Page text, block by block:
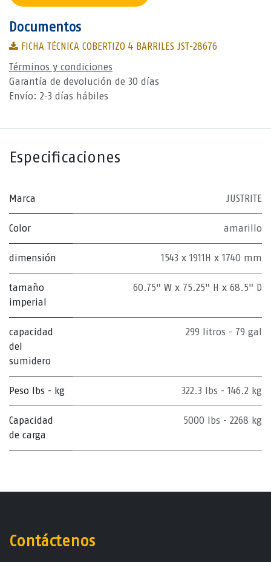
Documentos
FICHA TÉCNICA COBERTIZO 4 BARRILES JST-28676
Términos y condiciones
Garantía de devolución de 30 días
Envío: 2-3 días hábiles
Especificaciones
Marca JUSTRITE
Color amarillo
dimensión 1543 x 1911H x 1740 mm
tamaño
imperial
60.75" W x 75.25" H x 68.5" D
capacidad
del
sumidero
299 litros - 79 gal
Peso lbs - kg 322.3 lbs - 146.2 kg
Capacidad
de carga
5000 lbs - 2268 kg
Contáctenos